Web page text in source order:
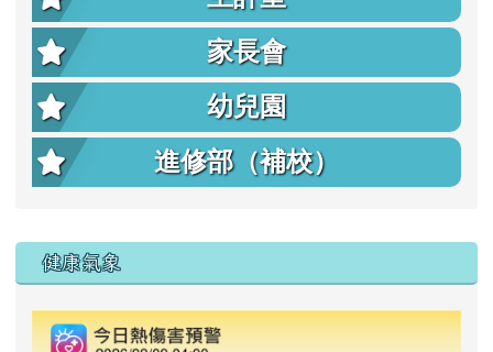
家長會
幼兒園
進修部（補校）
右邊區域內容
健康氣象